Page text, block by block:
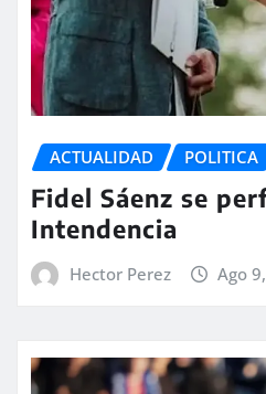
ACTUALIDAD POLITICA
Fidel Sáenz se
Intendencia
Hector Perez Ago